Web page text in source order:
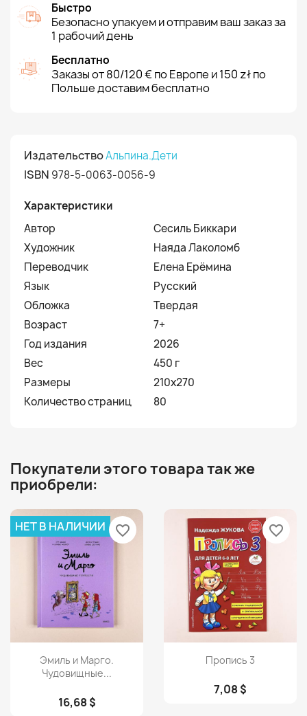
Быстро
Безопасно упакуем и отправим ваш заказ за
1 рабочий день
Бесплатно
Заказы от 80/120 € по Европе и 150 zł по
Польше доставим бесплатно
ИздательствоАльпина.Дети
ISBN 978-5-0063-0056-9
Характеристики
Автор
Сесиль Биккари
Художник
Наяда Лаколомб
Переводчик
Елена Ерёмина
Язык
Русский
Обложка
Твердая
Возраст
7+
Год издания
2026
Вес
450 г
Размеры
210x270
Количество страниц
80
Покупатели этого товара так же
приобрели:
Просмотр
Эмиль и Марго.
Чудовищные...
16,68 $
НЕТ В НАЛИЧИИ favorite_border
Просмотр
Пропись 3
7,08 $
favorite_border